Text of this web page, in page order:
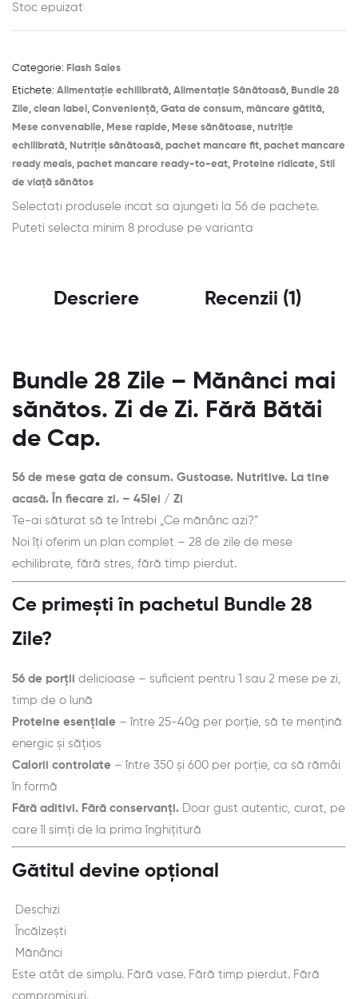
Stoc epuizat
Categorie: Flash Sales
Etichete: Alimentație echilibrată, Alimentație Sănătoasă, Bundle 28
Zile, clean label , Conveniență, Gata de consum, mâncare gătită,
Mese convenabile, Mese rapide, Mese sănătoase, nutriție
echilibrată, Nutriție sănătoasă, pachet mancare fit, pachet mancare
ready meals, pachet mancare ready-to-eat, Proteine ridicate, Stil
de viață sănătos
Selectati produsele incat sa ajungeti la 56 de pachete.
Puteti selecta minim 8 produse pe varianta
Descriere Recenzii (1)
Bundle 28 Zile – Mănânci mai
sănătos. Zi de Zi. Fără Bătăi
de Cap.
56 de mese gata de consum. Gustoase. Nutritive. La tine
acasă. În fiecare zi. – 45lei / Zi
Te-ai săturat să te întrebi „Ce mănânc azi?”
Noi îți oferim un plan complet – 28 de zile de mese
echilibrate, fără stres, fără timp pierdut.
Ce primești în pachetul Bundle 28
Zile?
56 de porții delicioase – suficient pentru 1 sau 2 mese pe zi,
timp de o lună
Proteine esențiale – între 25-40g per porție, să te mențină
energic și sățios
Calorii controlate – între 350 și 600 per porție, ca să rămâi
în formă
Fără aditivi. Fără conservanți. Doar gust autentic, curat, pe
care îl simți de la prima înghițitură
Gătitul devine opțional
Deschizi
Încălzești
Mănânci
Este atât de simplu. Fără vase. Fără timp pierdut. Fără
compromisuri.